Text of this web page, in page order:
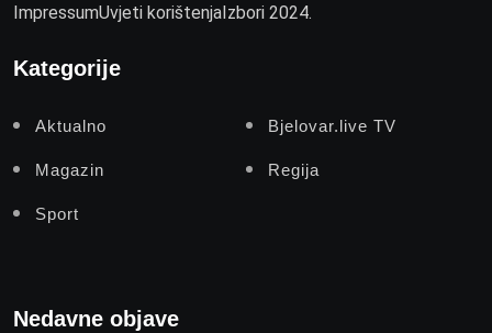
ImpressumUvjeti korištenjaIzbori 2024.
Kategorije
Aktualno Bjelovar.live TV
Magazin Regija
Sport
Nedavne objave